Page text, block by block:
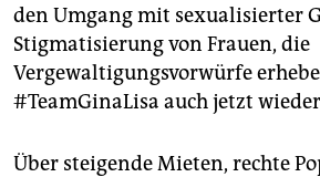
den Umgang mit sexualisierter
Stigmatisierung von Frauen, die
Vergewaltigungsvorwürfe
#TeamGinaLisa auch jetzt
Über steigende Mieten, rechte